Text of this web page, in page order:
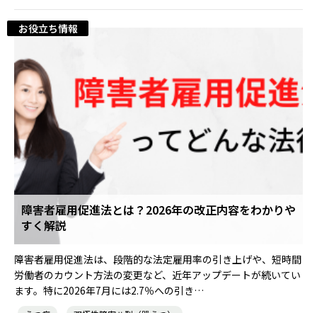
お役立ち情報
障害者雇用促進法とは？2026年の改正内容をわかりや
すく解説
障害者雇用促進法は、段階的な法定雇用率の引き上げや、短時間
労働者のカウント方法の変更など、近年アップデートが続いてい
ます。特に2026年7月には2.7％への引き…